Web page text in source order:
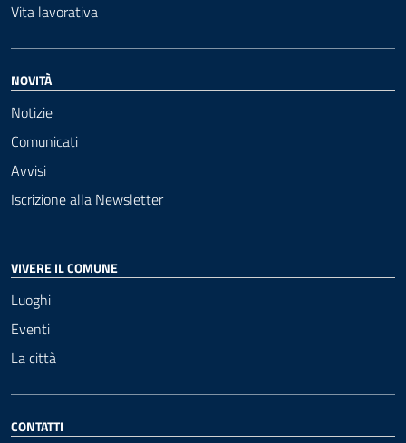
Vita lavorativa
NOVITÀ
Notizie
Comunicati
Avvisi
Iscrizione alla Newsletter
VIVERE IL COMUNE
Luoghi
Eventi
La città
CONTATTI